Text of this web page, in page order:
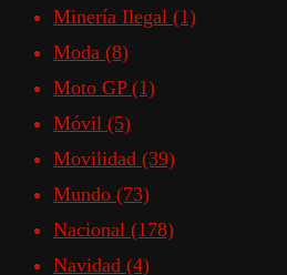
Minería Ilegal (1)
Moda (8)
Moto GP (1)
Móvil (5)
Movilidad (39)
Mundo (73)
Nacional (178)
Navidad (4)